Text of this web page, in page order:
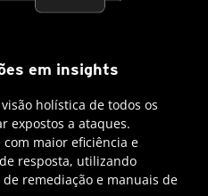
em insights
holística de todos os
expostos a ataques.
maior eficiência e
resposta, utilizando
remediação e manuais de